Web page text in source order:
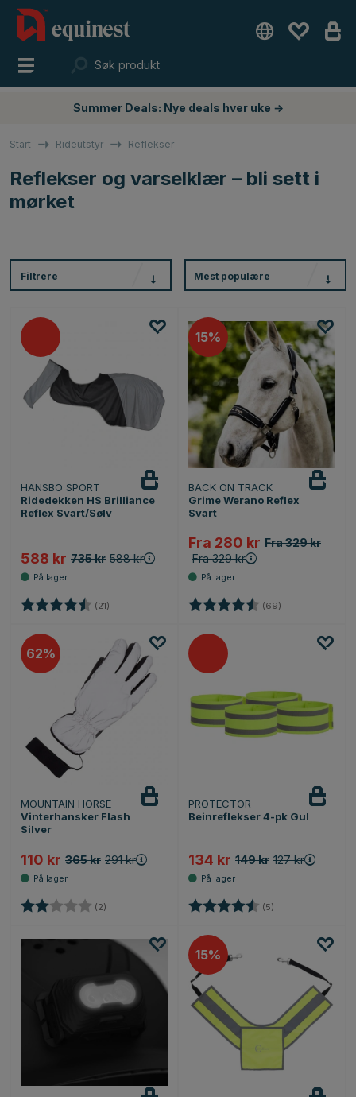
Summer Deals: Nye deals hver uke →
Start Rideutstyr Reflekser
Reflekser og varselklær – bli sett i
mørket
Filtrere Mest populære
HANSBO SPORT
Ridedekken HS Brilliance
Reflex Svart/Sølv
588 kr 735 kr 588 kr
Karakter: (21)
15%
BACK ON TRACK
Grime Werano Reflex
Svart
Fra 280 kr Fra 329 kr
Fra 329 kr
Karakter: (69)
62%
MOUNTAIN HORSE
Vinterhansker Flash
Silver
110 kr 365 kr 291 kr
Karakter: (2)
PROTECTOR
Beinreflekser 4-pk Gul
134 kr 149 kr 127 kr
Karakter: (5)
15%